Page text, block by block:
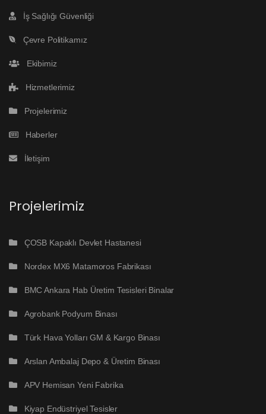
İş Sağlığı Güvenliği
Çevre Politikamız
Ekibimiz
Hizmetlerimiz
Projelerimiz
Haberler
İletişim
Projelerimiz
ÇOSB Kapaklı Devlet Hastanesi
Nordex MX6 Matamoros Fabrikası
BMC Ankara Hab Üretim Tesisleri Binalar
Agrobank Podyum Binası
Türk Hava Yolları GM & Kargo Binası
Arslan Ambalaj Depo & Üretim Binası
APV Hemisan Yeni Fabrika
Kiyap Endüstriyel Tesisler